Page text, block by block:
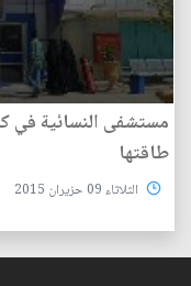
مستشفى النسائية في
طاقتها
الثلاثاء 09 حزيران 2015